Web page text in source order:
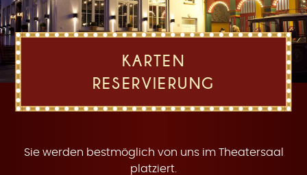
a
r
KARTEN
RESERVIERUNG
Sie werden bestmöglich von uns im Theatersaal
platziert.